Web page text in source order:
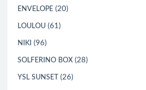
ENVELOPE (20)
LOULOU (61)
NIKI (96)
SOLFERINO BOX (28)
YSL SUNSET (26)